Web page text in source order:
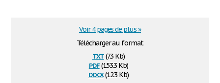
Télécharger au format
txt(7.3 Kb)
pdf(153.3 Kb)
docx(12.3 Kb)
Voir 4 pages de plus »